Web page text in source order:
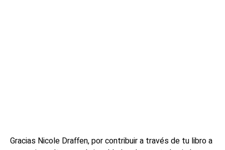
Gracias Nicole Draffen, por contribuir a través de tu libro a